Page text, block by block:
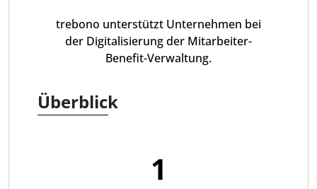
trebono unterstützt Unternehmen bei
der Digitalisierung der Mitarbeiter-
Benefit-Verwaltung.
Überblick
1